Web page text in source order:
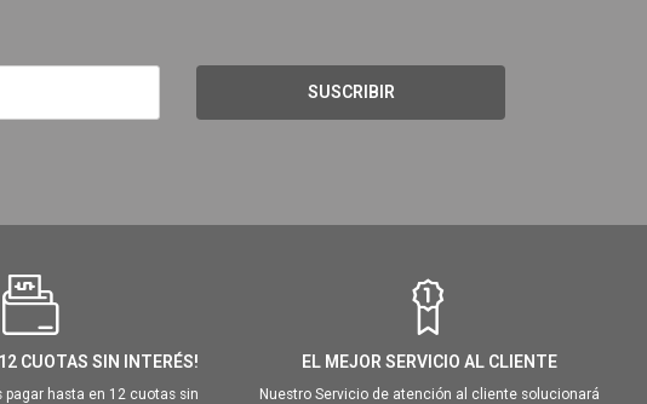
SUSCRIBIR
CUOTAS SIN INTERÉS!
pagar hasta en 12 cuotas sin
EL MEJOR SERVICIO AL CLIENTE
Nuestro Servicio de atención al cliente solucionará